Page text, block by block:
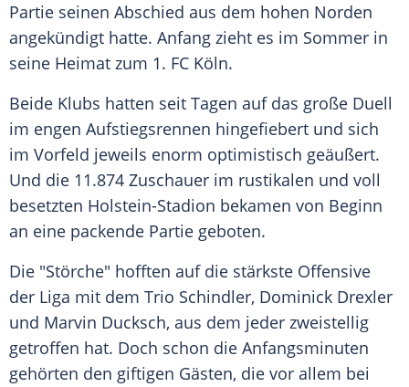
Partie seinen Abschied aus dem hohen Norden
angekündigt hatte. Anfang zieht es im Sommer in
seine Heimat zum 1. FC Köln.
Beide Klubs hatten seit Tagen auf das große Duell
im engen Aufstiegsrennen hingefiebert und sich
im Vorfeld jeweils enorm optimistisch geäußert.
Und die 11.874 Zuschauer im rustikalen und voll
besetzten Holstein-Stadion bekamen von Beginn
an eine packende Partie geboten.
Die "Störche" hofften auf die stärkste Offensive
der Liga mit dem Trio Schindler, Dominick Drexler
und Marvin Ducksch, aus dem jeder zweistellig
getroffen hat. Doch schon die Anfangsminuten
gehörten den giftigen Gästen, die vor allem bei